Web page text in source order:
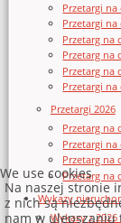
Przetargi na
Przetargi
Przetarg na
Przetarg na
Przetarg na
Przetargi
Przetargi 2026
Przetarg na
Przetargi na
Przetarg na
Przetarg na
Wykazy
Wykazy z
We use cookies
Na naszej stronie
z nich są
nam w ulepszaniu